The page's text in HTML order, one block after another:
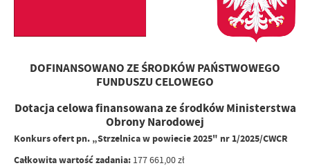
DOFINANSOWANO ZE ŚRODKÓW PAŃSTWOWEGO
FUNDUSZU CELOWEGO
Dotacja celowa finansowana ze środków Ministerstwa
Obrony Narodowej
Konkurs ofert pn. „Strzelnica w powiecie 2025" nr 1/2025/CWCR
Całkowita wartość zadania: 177 661,00 zł